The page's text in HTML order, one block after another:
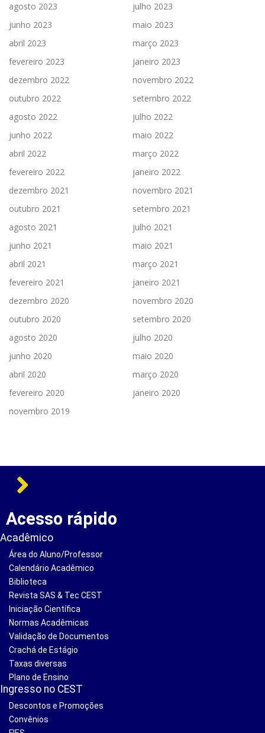
agosto 2023
julho 2023
junho 2023
maio 2023
abril 2023
março 2023
fevereiro 2023
janeiro 2023
dezembro 2022
novembro 2022
outubro 2022
setembro 2022
agosto 2022
julho 2022
junho 2022
maio 2022
abril 2022
março 2022
fevereiro 2022
janeiro 2022
dezembro 2021
novembro 2021
outubro 2021
setembro 2021
agosto 2021
julho 2021
junho 2021
maio 2021
abril 2021
março 2021
fevereiro 2021
janeiro 2021
dezembro 2020
novembro 2020
outubro 2020
setembro 2020
agosto 2020
julho 2020
junho 2020
maio 2020
abril 2020
março 2020
fevereiro 2020
janeiro 2020
novembro 2019
Acesso rápido
Acadêmico
Área do Aluno/Professor
Calendário Acadêmico
Biblioteca
Revista SAS & Tec CEST
Iniciação Científica
Normas Acadêmicas
Validação de Documentos
Crachá de Estágio
Taxas diversas
Plano de Ensino
Ingresso no CEST
Descontos e Promoções
Convênios